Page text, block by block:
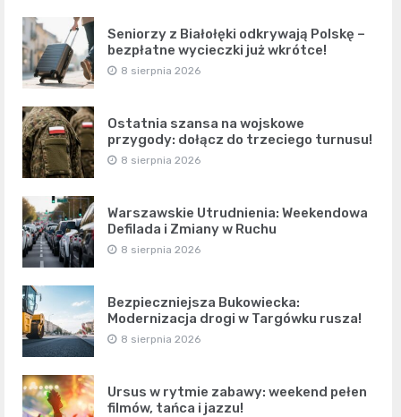
Seniorzy z Białołęki odkrywają Polskę –
bezpłatne wycieczki już wkrótce!
8 sierpnia 2026
Ostatnia szansa na wojskowe
przygody: dołącz do trzeciego turnusu!
8 sierpnia 2026
Warszawskie Utrudnienia: Weekendowa
Defilada i Zmiany w Ruchu
8 sierpnia 2026
Bezpieczniejsza Bukowiecka:
Modernizacja drogi w Targówku rusza!
8 sierpnia 2026
Ursus w rytmie zabawy: weekend pełen
filmów, tańca i jazzu!